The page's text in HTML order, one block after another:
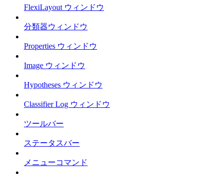
FlexiLayout ウィンドウ
分類器ウィンドウ
Properties ウィンドウ
Image ウィンドウ
Hypotheses ウィンドウ
Classifier Log ウィンドウ
ツールバー
ステータスバー
メニューコマンド